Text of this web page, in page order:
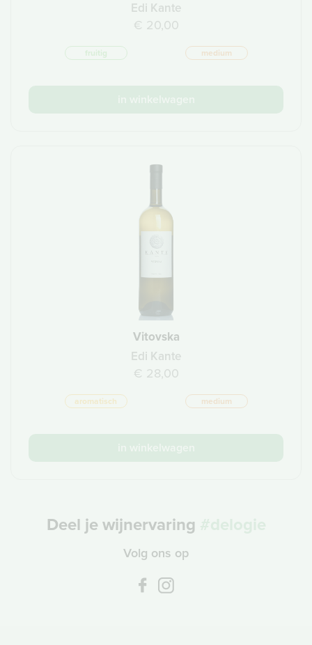
Edi Kante
€ 20,00
fruitig medium
Vitovska
Edi Kante
€ 28,00
aromatisch medium
Deel je wijnervaring
Volg ons op